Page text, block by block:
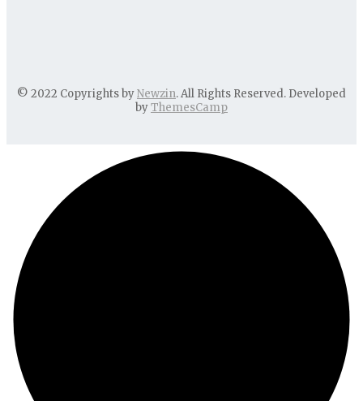
© 2022 Copyrights byNewzin. All Rights Reserved. Developed
byThemesCamp